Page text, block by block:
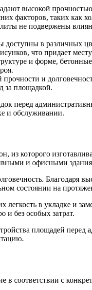
высокой
факторов, таких как
не подвержены
доступны в различных
что придает
и форме,
прочности и
за площадкой.
перед
и обслуживании.
из которого
и офисными
Благодаря
состоянии на
легкость в укладке и
и без особых затрат.
площадей
в соответствии с